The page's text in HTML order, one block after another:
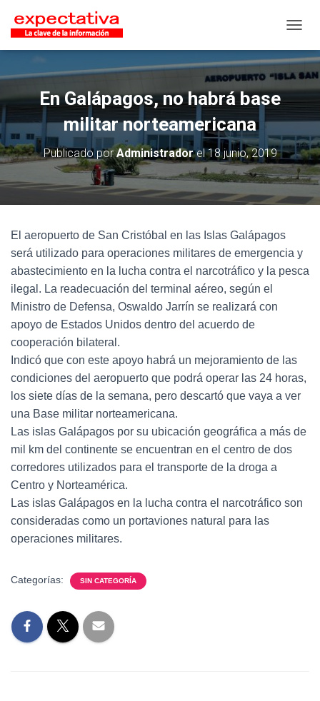
En Galápagos, no habrá base
militar norteamericana
Publicado porAdministradorel18 junio, 2019
El aeropuerto de San Cristóbal en las Islas Galápagos
será utilizado para operaciones militares de emergencia y
abastecimiento en la lucha contra el narcotráfico y la pesca
ilegal. La readecuación del terminal aéreo, según el
Ministro de Defensa, Oswaldo Jarrín se realizará con
apoyo de Estados Unidos dentro del acuerdo de
cooperación bilateral.
Indicó que con este apoyo habrá un mejoramiento de las
condiciones del aeropuerto que podrá operar las 24 horas,
los siete días de la semana, pero descartó que vaya a ver
una Base militar norteamericana.
Las islas Galápagos por su ubicación geográfica a más de
mil km del continente se encuentran en el centro de dos
corredores utilizados para el transporte de la droga a
Centro y Norteamérica.
Las islas Galápagos en la lucha contra el narcotráfico son
consideradas como un portaviones natural para las
operaciones militares.
Categorías: SIN CATEGORÍA